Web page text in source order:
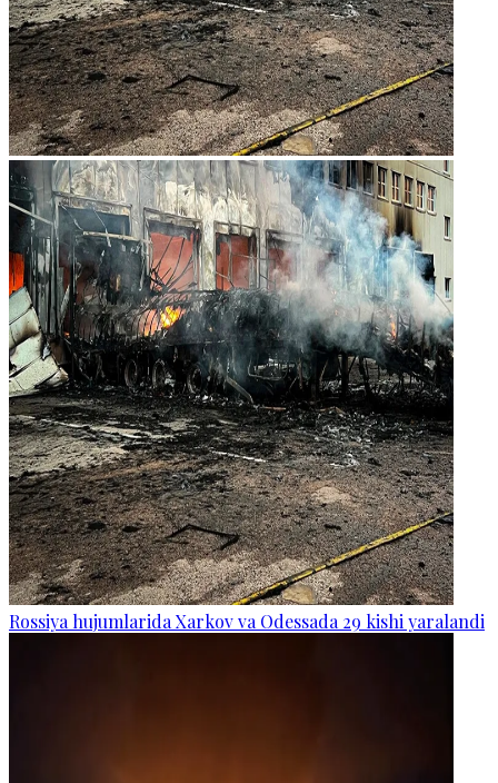
Rossiya hujumlarida Xarkov va Odessada 29 kishi yaralandi